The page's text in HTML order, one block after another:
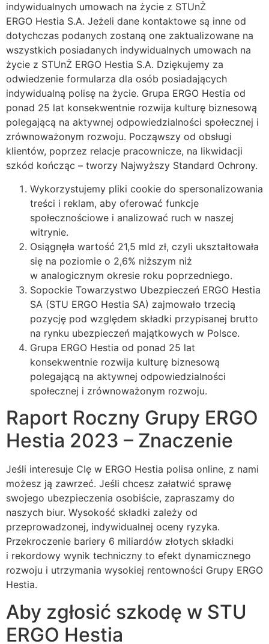
indywidualnych umowach na życie z STUnŻ
ERGO Hestia S.A. Jeżeli dane kontaktowe są inne od
dotychczas podanych zostaną one zaktualizowane na
wszystkich posiadanych indywidualnych umowach na
życie z STUnŻ ERGO Hestia S.A. Dziękujemy za
odwiedzenie formularza dla osób posiadających
indywidualną polisę na życie. Grupa ERGO Hestia od
ponad 25 lat konsekwentnie rozwija kulturę biznesową
polegającą na aktywnej odpowiedzialności społecznej i
zrównoważonym rozwoju. Począwszy od obsługi
klientów, poprzez relacje pracownicze, na likwidacji
szkód kończąc – tworzy Najwyższy Standard Ochrony.
Wykorzystujemy pliki cookie do spersonalizowania
treści i reklam, aby oferować funkcje
społecznościowe i analizować ruch w naszej
witrynie.
Osiągnęła wartość 21,5 mld zł, czyli ukształtowała
się na poziomie o 2,6% niższym niż
w analogicznym okresie roku poprzedniego.
Sopockie Towarzystwo Ubezpieczeń ERGO Hestia
SA (STU ERGO Hestia SA) zajmowało trzecią
pozycję pod względem składki przypisanej brutto
na rynku ubezpieczeń majątkowych w Polsce.
Grupa ERGO Hestia od ponad 25 lat
konsekwentnie rozwija kulturę biznesową
polegającą na aktywnej odpowiedzialności
społecznej i zrównoważonym rozwoju.
Raport Roczny Grupy ERGO
Hestia 2023 – Znaczenie
Jeśli interesuje CIę w ERGO Hestia polisa online, z nami
możesz ją zawrzeć. Jeśli chcesz załatwić sprawę
swojego ubezpieczenia osobiście, zapraszamy do
naszych biur. Wysokość składki zależy od
przeprowadzonej, indywidualnej oceny ryzyka.
Przekroczenie bariery 6 miliardów złotych składki
i rekordowy wynik techniczny to efekt dynamicznego
rozwoju i utrzymania wysokiej rentowności Grupy ERGO
Hestia.
Aby zgłosić szkodę w STU
ERGO Hestia